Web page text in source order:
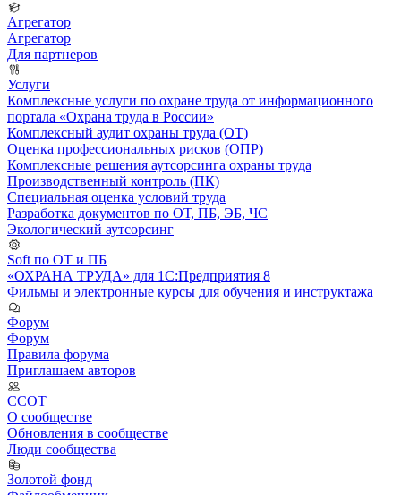
Агрегатор
Агрегатор
Для партнеров
Услуги
Комплексные услуги по охране труда от информационного
портала «Охрана труда в России»
Комплексный аудит охраны труда (ОТ)
Оценка профессиональных рисков (ОПР)
Комплексные решения аутсорсинга охраны труда
Производственный контроль (ПК)
Специальная оценка условий труда
Разработка документов по ОТ, ПБ, ЭБ, ЧС
Экологический аутсорсинг
Soft по ОТ и ПБ
«ОХРАНА ТРУДА» для 1С:Предприятия 8
Фильмы и электронные курсы для обучения и инструктажа
Форум
Форум
Правила форума
Приглашаем авторов
ССОТ
О сообществе
Обновления в сообществе
Люди сообщества
Золотой фонд